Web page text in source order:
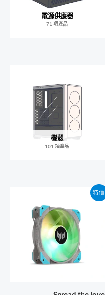
電源供應器
71 項產品
機殼
101 項產品
特價